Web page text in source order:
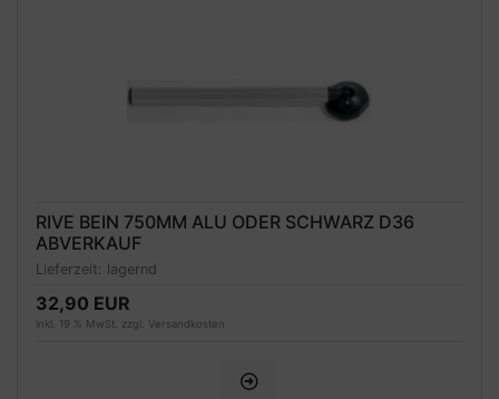
RIVE BEIN 750MM ALU ODER SCHWARZ D36
ABVERKAUF
Lieferzeit: lagernd
32,90 EUR
inkl. 19 % MwSt. zzgl. Versandkosten